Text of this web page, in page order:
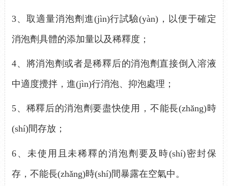
3、取適量消泡劑進(jìn)行試驗(yàn)，以便于確定
消泡劑具體的添加量以及稀釋度；
4、 將消泡劑或者是稀釋后的消泡劑直接倒入溶液
中適度攪拌，進(jìn)行消泡、抑泡處理；
5、 稀釋后的消泡劑要盡快使用，不能長(zhǎng)時
(shí)間存放；
6、 未使用且未稀釋的消泡劑要及時(shí)密封保
存，不能長(zhǎng)時(shí)間暴露在空氣中。